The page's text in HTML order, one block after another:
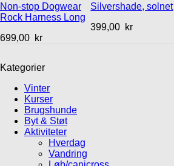
Non-stop Dogwear
Rock Harness Long
699,00 kr
Silvershade, solnet
399,00 kr
Kategorier
Vinter
Kurser
Brugshunde
Byt & Støt
Aktiviteter
Hverdag
Vandring